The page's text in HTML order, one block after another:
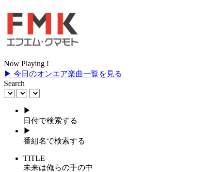
Now Playing !
▶ 今日のオンエア楽曲一覧を見る
Search
▶
日付で検索する
▶
番組名で検索する
TITLE
未来は俺らの手の中